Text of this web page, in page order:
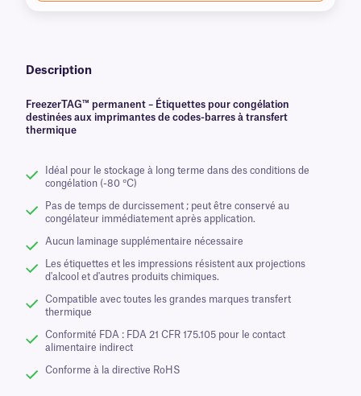
Description
FreezerTAG™ permanent – Étiquettes pour congélation
destinées aux imprimantes de codes-barres à transfert
thermique
Idéal pour le stockage à long terme dans des conditions de
congélation (-80 °C)
Pas de temps de durcissement ; peut être conservé au
congélateur immédiatement après application.
Aucun laminage supplémentaire nécessaire
Les étiquettes et les impressions résistent aux projections
d'alcool et d'autres produits chimiques.
Compatible avec toutes les grandes marques transfert
thermique
Conformité FDA : FDA 21 CFR 175.105 pour le contact
alimentaire indirect
Conforme à la directive RoHS